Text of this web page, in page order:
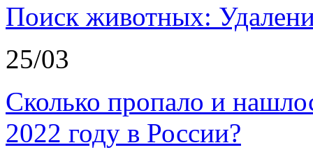
Поиск животных:
25/03
Сколько пропало и
2022 году в России?